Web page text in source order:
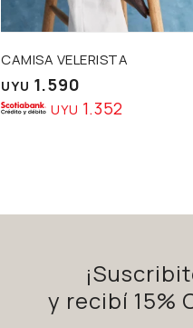
CAMISA VELERISTA
UYU 1.590
UYU 1.352
y recibí 15%